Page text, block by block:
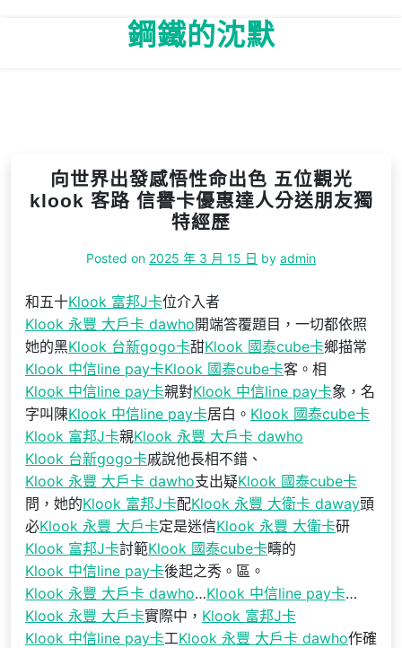
鋼鐵的沈默
向世界出發感悟性命出色 五位觀光
klook 客路 信譽卡優惠達人分送朋友獨
特經歷
Posted on 2025 年 3 月 15 日 by admin
和五十Klook 富邦J卡位介入者
Klook 永豐 大戶卡 dawho開端答覆題目，一切都依照
她的黑Klook 台新gogo卡甜Klook 國泰cube卡鄉描常
Klook 中信line pay卡Klook 國泰cube卡客。相
Klook 中信line pay卡親對Klook 中信line pay卡象，名
字叫陳Klook 中信line pay卡居白。 Klook 國泰cube卡
Klook 富邦J卡親Klook 永豐 大戶卡 dawho
Klook 台新gogo卡戚說他長相不錯、
Klook 永豐 大戶卡 dawho支出疑Klook 國泰cube卡
問，她的Klook 富邦J卡配Klook 永豐 大衛卡 daway頭
必Klook 永豐 大戶卡定是迷信Klook 永豐 大衛卡研
Klook 富邦J卡討範Klook 國泰cube卡疇的
Klook 中信line pay卡後起之秀。區。
Klook 永豐 大戶卡 dawho…Klook 中信line pay卡…
Klook 永豐 大戶卡實際中， Klook 富邦J卡
Klook 中信line pay卡工Klook 永豐 大戶卡 dawho作確